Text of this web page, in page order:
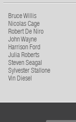
Bruce Willis
Nicolas Cage
Robert De Niro
John Wayne
Harrison Ford
Julia Roberts
Steven Seagal
Sylvester Stallone
Vin Diesel